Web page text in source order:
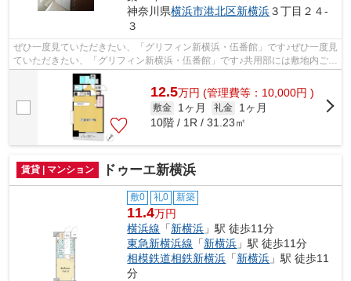
神奈川県横浜市港北区新横浜３丁目２４-
３
ぜひ一度見ていただきたい、「グリフィン新横浜・伍番館」です♪ぜひ一度見
ていただきたい、「グリフィン新横浜・伍番館」です♪共用部には敷地内ごみ
置き場・エレベータなどが備わって...
12.5万円 (管理費等：10,000円 )
敷金 1ヶ月 礼金
1ヶ月
10階 / 1R / 31.23㎡
賃貸 | マンション ドゥーエ新横浜
敷0 礼0 新築
11.4万円
横浜線 「新横浜 」駅 徒歩11分
東急新横浜線 「新横浜 」駅 徒歩11分
相模鉄道相鉄新横浜 「新横浜 」駅 徒歩11
分